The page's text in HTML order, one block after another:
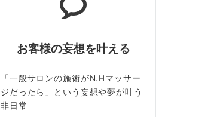
お客様の妄想を叶える
「一般サロンの施術がN.Hマッサー
ジだったら」という妄想や夢が叶う
非日常